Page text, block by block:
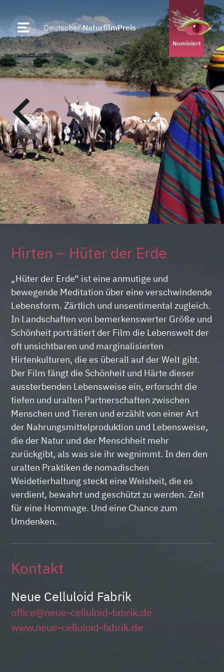
DeutscherNaturfilmPreis 2023
Nominiert
Hirten – Hüter der Erde
„Hüter der Erde“ ist eine anmutige und
bewegende Meditation über eine verschwindende
Lebensform. Zärtlich und unsentimental zugleich.
In Landschaften von bemerkenswerter Größe und
Schönheit porträtiert der Film die Lebenswelt der
oft unsichtbaren und marginalisierten
Hirtenkulturen, die es überall auf der Welt gibt.
Der Film fängt die Schönheit und Härte dieser
aussterbenden Lebensweise ein, erforscht die
tiefen und uralten Partnerschaften zwischen
Menschen und Tieren und erzählt von einer Art
der Nahrungsmittelproduktion und Lebensweise,
die der Natur und der Menschheit mehr
zurückgibt, als was sie ihr wegnimmt. In den den
uralten Praktiken de nomadischen
Weidetierhaltung steckt eine Weisheit, die es
verdient, bewahrt und geschützt zu werden. Zeit
für eine Hommage. Und eine Chance zum
Umdenken.
Kontakt
Neue Celluloid Fabrik
office@neue-celluloid-fabrik.de
www.neue-celluloid-fabrik.de